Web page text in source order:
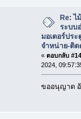
Re:
ระบบ
มอเตอร์ประ
จำหน่าย-ติด
« ตอบกลับ
2024,
ขออนุญาต